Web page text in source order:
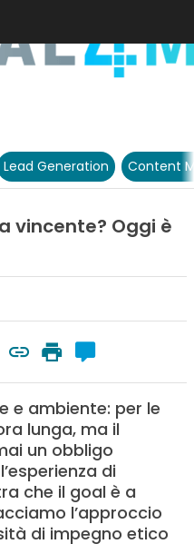
Lead Generation Content
vincente? Oggi è
e ambiente: per le
lunga, ma il
un obbligo
di
che il goal è a
l’approccio
di impegno etico